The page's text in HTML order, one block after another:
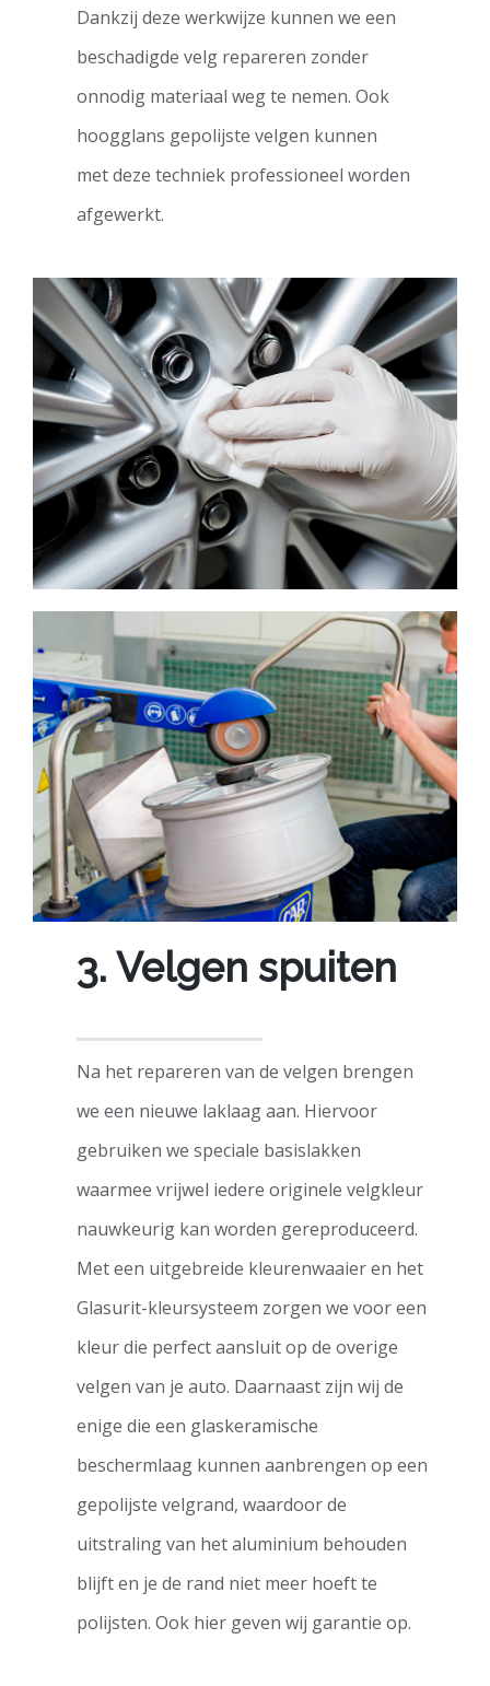
Dankzij deze werkwijze kunnen we een
beschadigde velg repareren zonder
onnodig materiaal weg te nemen. Ook
hoogglans gepolijste velgen kunnen
met deze techniek professioneel worden
afgewerkt.
3. Velgen spuiten
Na het repareren van de velgen brengen
we een nieuwe laklaag aan. Hiervoor
gebruiken we speciale basislakken
waarmee vrijwel iedere originele velgkleur
nauwkeurig kan worden gereproduceerd.
Met een uitgebreide kleurenwaaier en het
Glasurit-kleursysteem zorgen we voor een
kleur die perfect aansluit op de overige
velgen van je auto. Daarnaast zijn wij de
enige die een glaskeramische
beschermlaag kunnen aanbrengen op een
gepolijste velgrand, waardoor de
uitstraling van het aluminium behouden
blijft en je de rand niet meer hoeft te
polijsten. Ook hier geven wij garantie op.